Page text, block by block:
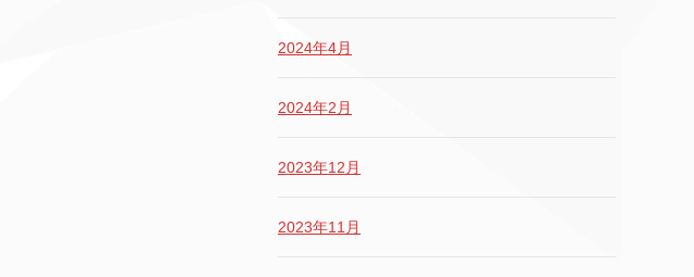
2024年4月
2024年2月
2023年12月
2023年11月